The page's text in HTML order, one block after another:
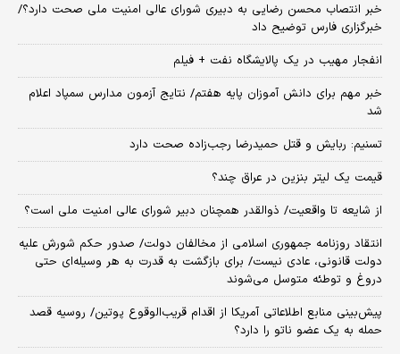
خبر انتصاب محسن رضایی به دبیری شورای عالی امنیت ملی صحت دارد؟/
خبرگزاری فارس توضیح داد
انفجار مهیب در یک پالایشگاه نفت + فیلم
خبر مهم برای دانش آموزان پایه هفتم/ نتایج آزمون مدارس سمپاد اعلام
شد
تسنیم: ربایش و قتل حمیدرضا رجب‌زاده صحت دارد
قیمت یک لیتر بنزین در عراق چند؟
از شایعه تا واقعیت/ ذوالقدر همچنان دبیر شورای ‌عالی امنیت ملی است؟
انتقاد روزنامه جمهوری اسلامی از مخالفان دولت/ صدور حکم شورش علیه
دولت قانونی، عادی نیست/ برای بازگشت به قدرت به هر وسیله‌ای حتی
دروغ و توطئه متوسل می‌شوند
پیش‌بینی منابع اطلاعاتی آمریکا از اقدام قریب‌الوقوع پوتین/ روسیه قصد
حمله به یک عضو ناتو را دارد؟